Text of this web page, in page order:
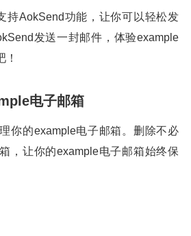
持AokSend功能，让你可以轻松发
发送一封邮件，体验example
电子邮箱
你的example电子邮箱。删除不必
，让你的example电子邮箱始终保